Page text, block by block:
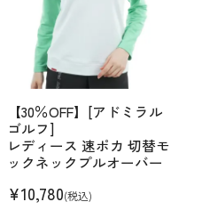
【30％OFF】[アドミラル
ゴルフ]
レディース 速ポカ 切替モ
ックネックプルオーバー
¥10,780(税込)